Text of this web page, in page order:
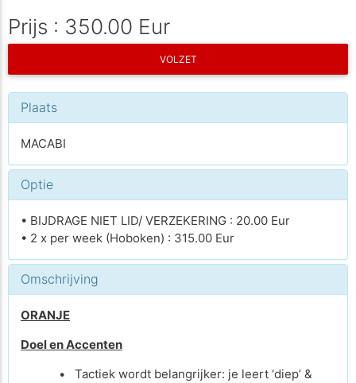
Prijs : 350.00 Eur
VOLZET
Plaats
MACABI
Optie
• BIJDRAGE NIET LID/ VERZEKERING : 20.00 Eur
• 2 x per week (Hoboken) : 315.00 Eur
Omschrijving
ORANJE
Doel en Accenten
• Tactiek wordt belangrijker: je leert ‘diep’ &